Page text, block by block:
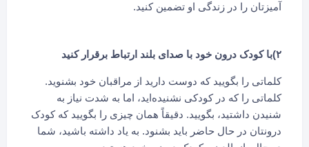
آمیزتان را در زندگی او تضمین کنید.
۲)با کودک درون خود با صدای بلند ارتباط برقرار کنید
کلماتی را بگویید که دوست دارید از مراقبان خود بشنوید.
کلماتی را که در کودکی نشنیده‌اید، اما به شدت نیاز به
شنیدن داشتید، بگویید. دقیقاً همان چیزی را بگویید که کودک
درونتان در حال حاضر باید بشنود. به یاد داشته باشید، شما